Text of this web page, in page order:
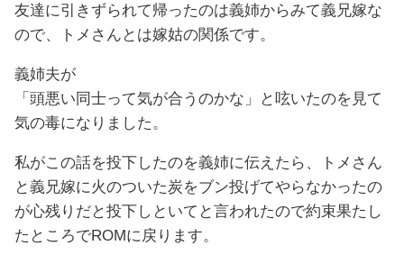
友達に引きずられて帰ったのは義姉からみて義兄嫁な
ので、トメさんとは嫁姑の関係です。
義姉夫が
「頭悪い同士って気が合うのかな」と呟いたのを見て
気の毒になりました。
私がこの話を投下したのを義姉に伝えたら、トメさん
と義兄嫁に火のついた炭をブン投げてやらなかったの
が心残りだと投下しといてと言われたので約束果たし
たところでROMに戻ります。